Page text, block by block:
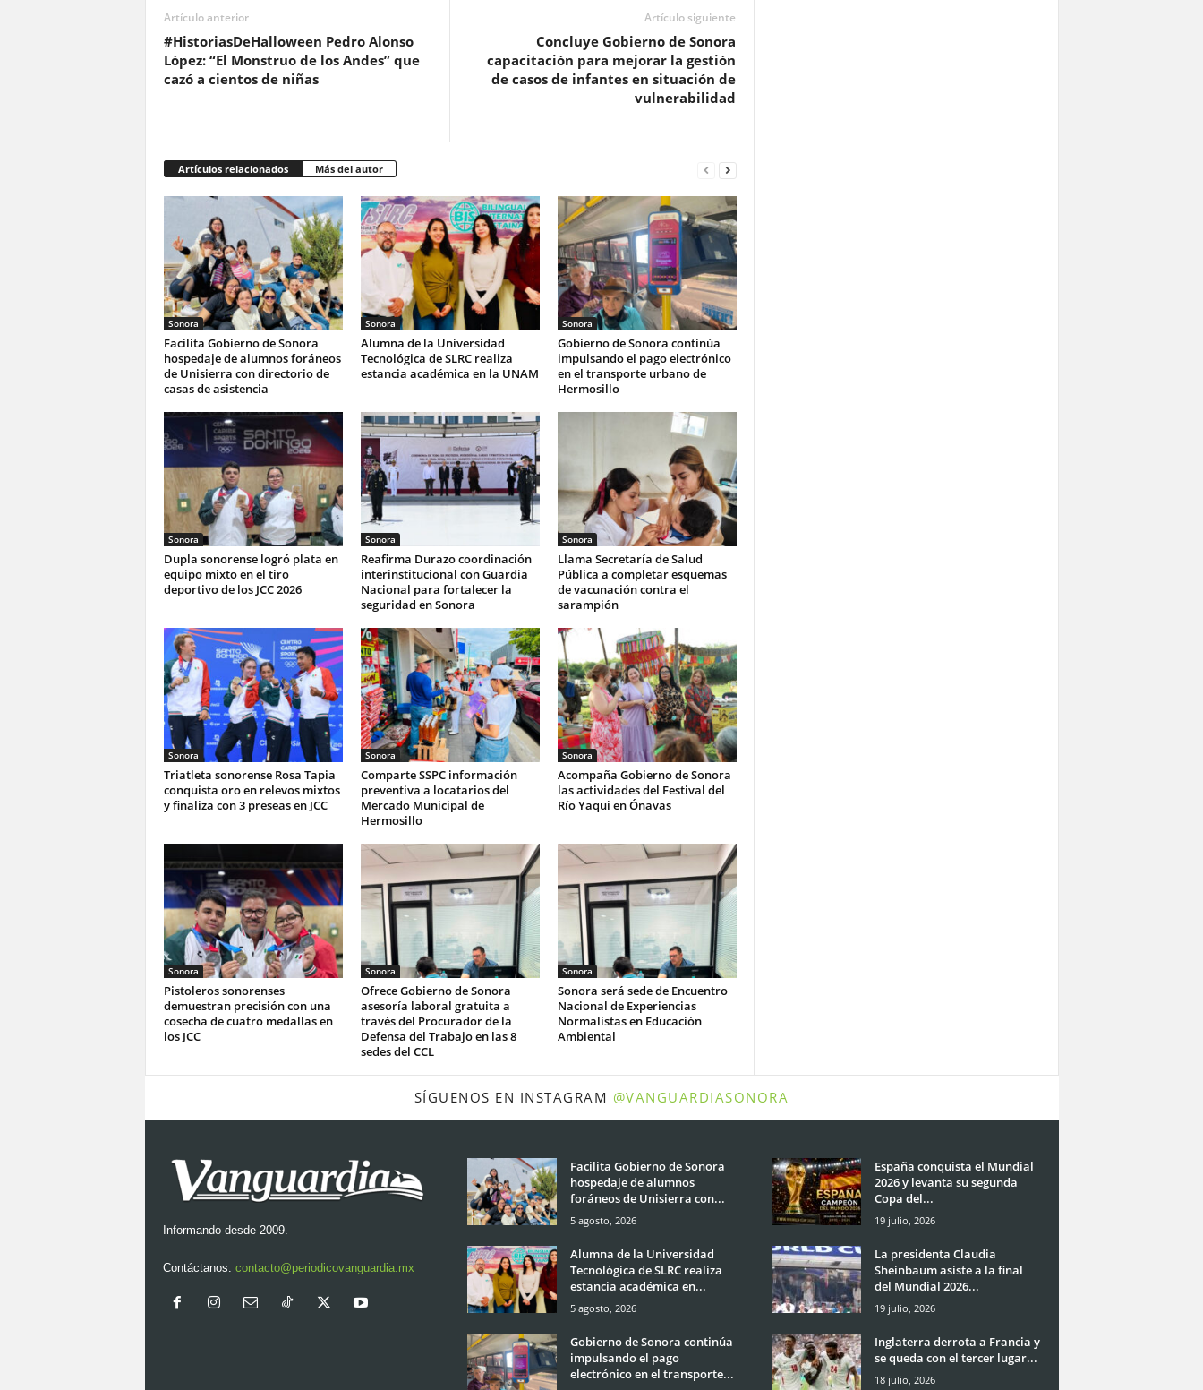
Artículo anterior
#HistoriasDeHalloween Pedro Alonso
López: “El Monstruo de los Andes” que
cazó a cientos de niñas
Artículo siguiente
Concluye Gobierno de Sonora
capacitación para mejorar la gestión
de casos de infantes en situación de
vulnerabilidad
Artículos relacionados Más del autor
Sonora
Facilita Gobierno de Sonora
hospedaje de alumnos foráneos
de Unisierra con directorio de
casas de asistencia
Sonora
Alumna de la Universidad
Tecnológica de SLRC realiza
estancia académica en la UNAM
Sonora
Gobierno de Sonora continúa
impulsando el pago electrónico
en el transporte urbano de
Hermosillo
Sonora
Dupla sonorense logró plata en
equipo mixto en el tiro
deportivo de los JCC 2026
Sonora
Reafirma Durazo coordinación
interinstitucional con Guardia
Nacional para fortalecer la
seguridad en Sonora
Sonora
Llama Secretaría de Salud
Pública a completar esquemas
de vacunación contra el
sarampión
Sonora
Triatleta sonorense Rosa Tapia
conquista oro en relevos mixtos
y finaliza con 3 preseas en JCC
Sonora
Comparte SSPC información
preventiva a locatarios del
Mercado Municipal de
Hermosillo
Sonora
Acompaña Gobierno de Sonora
las actividades del Festival del
Río Yaqui en Ónavas
Sonora
Pistoleros sonorenses
demuestran precisión con una
cosecha de cuatro medallas en
los JCC
Sonora
Ofrece Gobierno de Sonora
asesoría laboral gratuita a
través del Procurador de la
Defensa del Trabajo en las 8
sedes del CCL
Sonora
Sonora será sede de Encuentro
Nacional de Experiencias
Normalistas en Educación
Ambiental
SÍGUENOS EN INSTAGRAM @VANGUARDIASONORA
Informando desde 2009.
Contáctanos: contacto@periodicovanguardia.mx
Facilita Gobierno de Sonora
hospedaje de alumnos
foráneos de Unisierra con...
5 agosto, 2026
Alumna de la Universidad
Tecnológica de SLRC realiza
estancia académica en...
5 agosto, 2026
Gobierno de Sonora continúa
impulsando el pago
electrónico en el transporte...
España conquista el Mundial
2026 y levanta su segunda
Copa del...
19 julio, 2026
La presidenta Claudia
Sheinbaum asiste a la final
del Mundial 2026...
19 julio, 2026
Inglaterra derrota a Francia y
se queda con el tercer lugar...
18 julio, 2026